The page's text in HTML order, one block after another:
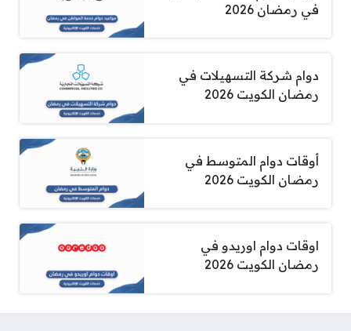
في رمضان 2026
دوام شركة التسهيلات في
رمضان الكويت 2026
أوقات دوام المتوسط في
رمضان الكويت 2026
اوقات دوام اوريدو في
رمضان الكويت 2026